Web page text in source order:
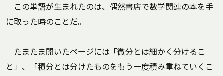
この単語が生まれたのは、偶然書店で数学関連の本を手
に取った時のことだ。
たまたま開いたページには「微分とは細かく分けるこ
と」、「積分とは分けたものをもう一度積み重ねていくこ